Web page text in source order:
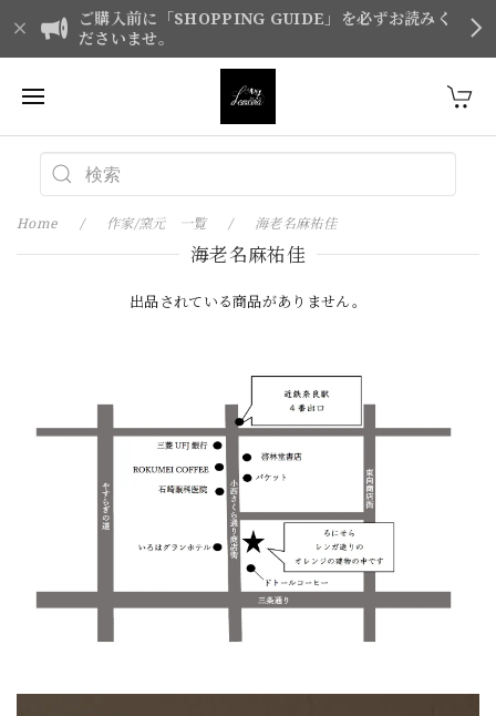
ご購入前に「SHOPPING GUIDE」を必ずお読みく
ださいませ。
Home 作家/窯元 一覧 海老名麻祐佳
海老名麻祐佳
出品されている商品がありません。